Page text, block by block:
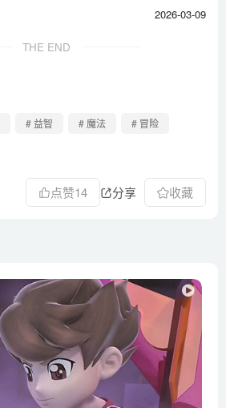
2026-03-09
THE END
# 益智 # 魔法
# 冒险
点赞14 分享 收藏